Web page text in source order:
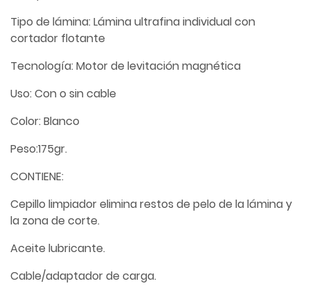
Tipo de lámina: Lámina ultrafina individual con
cortador flotante
Tecnología: Motor de levitación magnética
Uso: Con o sin cable
Color: Blanco
Peso:175gr.
CONTIENE:
Cepillo limpiadorelimina restos de pelo de la lámina y
la zona de corte.
Aceite lubricante.
Cable/adaptador de carga.